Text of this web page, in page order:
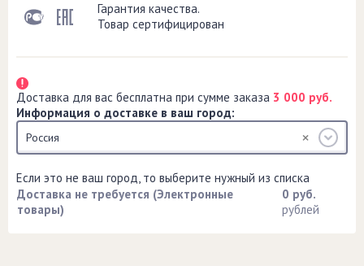
Гарантия качества.
Товар сертифицирован
Доставка для вас бесплатна при сумме заказа 3 000 руб.
Информация о доставке в ваш город:
Россия
Если это не ваш город, то выберите нужный из списка
Доставка не требуется (Электронные
товары)
0 руб.
рублей